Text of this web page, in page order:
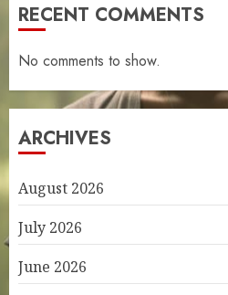
RECENT COMMENTS
No comments to show.
ARCHIVES
August 2026
July 2026
June 2026